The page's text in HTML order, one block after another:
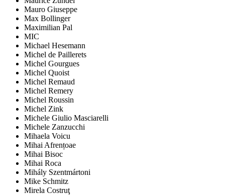
Mauro Giuseppe
Max Bollinger
Maximilian Pal
MIC
Michael Hesemann
Michel de Paillerets
Michel Gourgues
Michel Quoist
Michel Remaud
Michel Remery
Michel Roussin
Michel Zink
Michele Giulio Masciarelli
Michele Zanzucchi
Mihaela Voicu
Mihai Afrențoae
Mihai Bisoc
Mihai Roca
Mihály Szentmártoni
Mike Schmitz
Mirela Costruţ